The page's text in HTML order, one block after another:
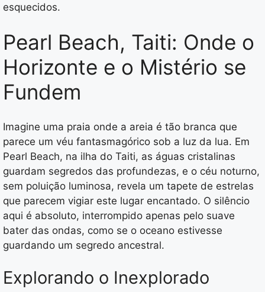
esquecidos.
Pearl Beach, Taiti: Onde o
Horizonte e o Mistério se
Fundem
Imagine uma praia onde a areia é tão branca que
parece um véu fantasmagórico sob a luz da lua. Em
Pearl Beach, na ilha do Taiti, as águas cristalinas
guardam segredos das profundezas, e o céu noturno,
sem poluição luminosa, revela um tapete de estrelas
que parecem vigiar este lugar encantado. O silêncio
aqui é absoluto, interrompido apenas pelo suave
bater das ondas, como se o oceano estivesse
guardando um segredo ancestral.
Explorando o Inexplorado